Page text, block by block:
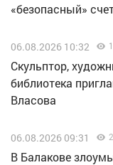
«безопасный»
06.08.2026 10:32
Скульптор,
библиотека
Власова
06.08.2026 09:31
В Балакове